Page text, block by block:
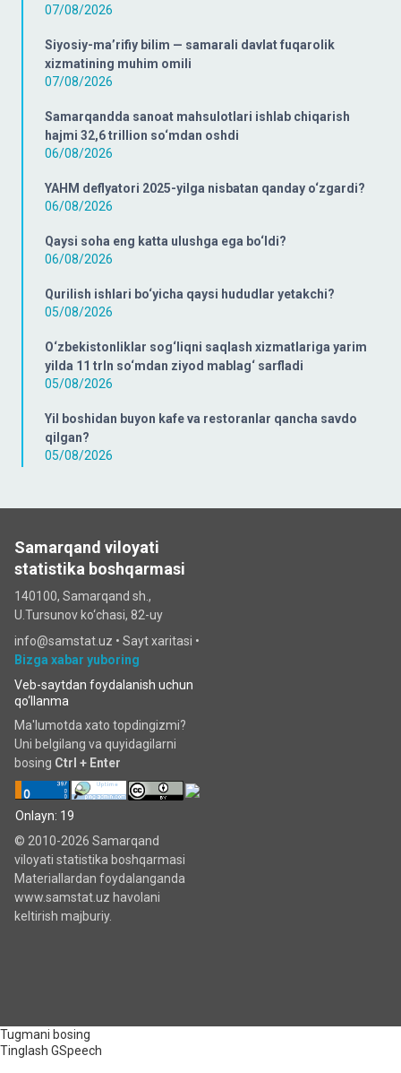
07/08/2026
Siyosiy-ma’rifiy bilim — samarali davlat fuqarolik
xizmatining muhim omili
07/08/2026
Samarqandda sanoat mahsulotlari ishlab chiqarish
hajmi 32,6 trillion so‘mdan oshdi
06/08/2026
YAHM deflyatori 2025-yilga nisbatan qanday o‘zgardi?
06/08/2026
Qaysi soha eng katta ulushga ega bo‘ldi?
06/08/2026
Qurilish ishlari bo‘yicha qaysi hududlar yetakchi?
05/08/2026
O‘zbekistonliklar sog‘liqni saqlash xizmatlariga yarim
yilda 11 trln so‘mdan ziyod mablag‘ sarfladi
05/08/2026
Yil boshidan buyon kafe va restoranlar qancha savdo
qilgan?
05/08/2026
Samarqand viloyati
statistika boshqarmasi
140100, Samarqand sh.,
U.Tursunov ko‘chаsi, 82-uy
info@samstat.uz • Sayt xaritasi •
Bizga xabar yuboring
Veb-saytdan foydalanish uchun
qo‘llanma
Ma'lumotda xato topdingizmi?
Uni belgilang va quyidagilarni
bosing Ctrl + Enter
Onlayn: 19
© 2010-2026 Samarqand
viloyati statistika boshqarmasi
Materiallardan foydalanganda
www.samstat.uz havolani
keltirish majburiy.
Tugmani bosing
Tinglash GSpeech